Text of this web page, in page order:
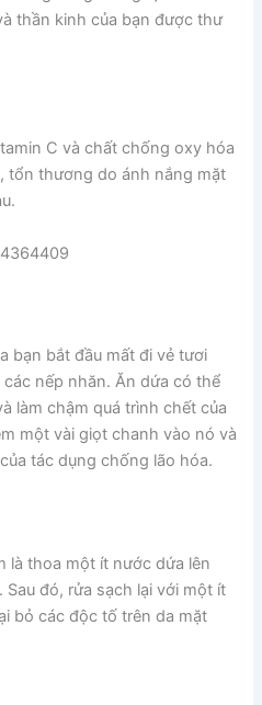
thần kinh của bạn được thư
C và chất chống oxy hóa
tổn thương do ánh nắng mặt
bạn bắt đầu mất đi vẻ tươi
nếp nhăn. Ăn dứa có thể
làm chậm quá trình chết của
một vài giọt chanh vào nó và
tác dụng chống lão hóa.
là thoa một ít nước dứa lên
đó, rửa sạch lại với một ít
bỏ các độc tố trên da mặt